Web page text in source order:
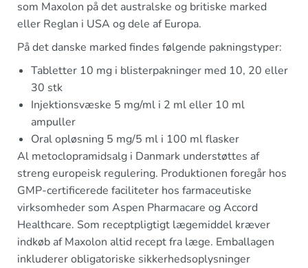
som Maxolon på det australske og britiske marked
eller Reglan i USA og dele af Europa.
På det danske marked findes følgende pakningstyper:
Tabletter 10 mg i blisterpakninger med 10, 20 eller
30 stk
Injektionsvæske 5 mg/ml i 2 ml eller 10 ml
ampuller
Oral opløsning 5 mg/5 ml i 100 ml flasker
Al metoclopramidsalg i Danmark understøttes af
streng europeisk regulering. Produktionen foregår hos
GMP-certificerede faciliteter hos farmaceutiske
virksomheder som Aspen Pharmacare og Accord
Healthcare. Som receptpligtigt lægemiddel kræver
indkøb af Maxolon altid recept fra læge. Emballagen
inkluderer obligatoriske sikkerhedsoplysninger